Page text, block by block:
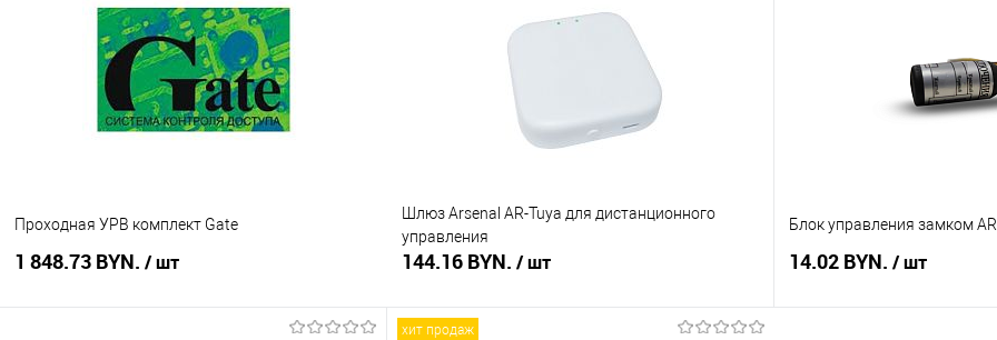
Купить в 1 клик
Сравнение
В наличии
Купить в 1 клик
Сравнение
В наличии
Проходная УРВ комплект Gate
1 848.73 BYN. / шт
Шлюз Arsenal AR-Tuya для дистанционного
управления
144.16 BYN. / шт
Блок управления замком
14.02 BYN. / шт
хит продаж